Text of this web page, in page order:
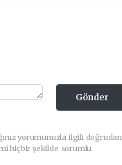
Gönder
yorumunuzla ilgili doğrudan
hiçbir şekilde sorumlu